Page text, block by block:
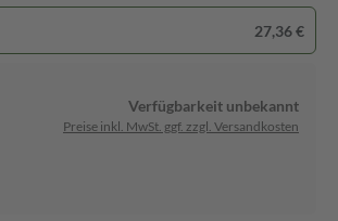
27,36 €
Verfügbarkeit unbekannt
Preise inkl. MwSt. ggf. zzgl. Versandkosten